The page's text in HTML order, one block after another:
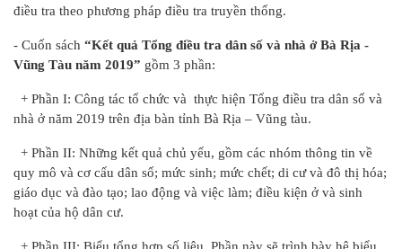
điều tra theo phương pháp điều tra truyền thống.
- Cuốn sách “Kết quả Tổng điều tra dân số và nhà ở Bà Rịa -
Vũng Tàu năm 2019” gồm 3 phần:
+ Phần I: Công tác tổ chức và thực hiện Tổng điều tra dân số và
nhà ở năm 2019 trên địa bàn tỉnh Bà Rịa – Vũng tàu.
+ Phần II: Những kết quả chủ yếu, gồm các nhóm thông tin về
quy mô và cơ cấu dân số; mức sinh; mức chết; di cư và đô thị hóa;
giáo dục và đào tạo; lao động và việc làm; điều kiện ở và sinh
hoạt của hộ dân cư.